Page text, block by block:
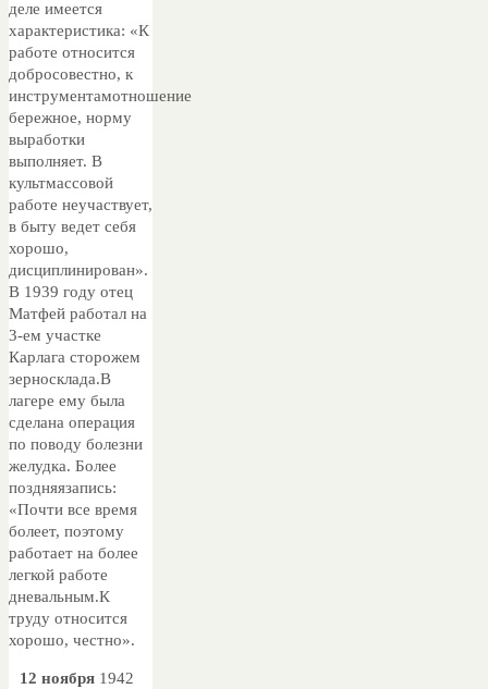
деле имеется
характеристика: «К
работе относится
добросовестно, к
инструментамотношение
бережное, норму
выработки
выполняет. В
культмассовой
работе неучаствует,
в быту ведет себя
хорошо,
дисциплинирован».
В 1939 году отец
Матфей работал на
3-ем участке
Карлага сторожем
зерносклада.В
лагере ему была
сделана операция
по поводу болезни
желудка. Более
поздняязапись:
«Почти все время
болеет, поэтому
работает на более
легкой работе
дневальным.К
труду относится
хорошо, честно».
12 ноября 1942